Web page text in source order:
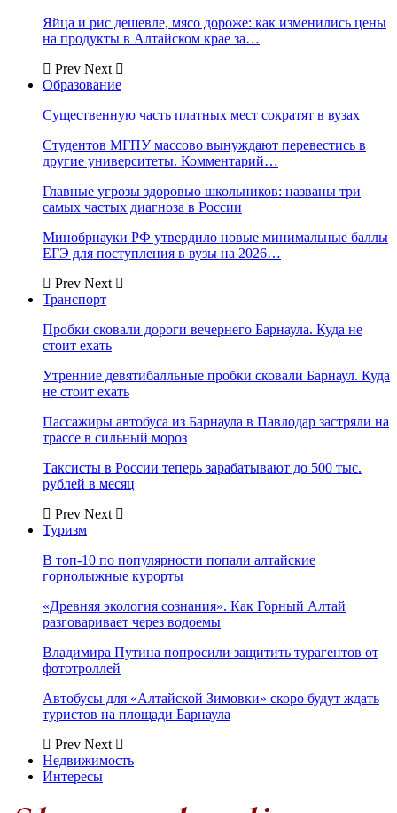
Яйца и рис дешевле, мясо дороже: как изменились цены
на продукты в Алтайском крае за…
Prev Next
Образование
Существенную часть платных мест сократят в вузах
Студентов МГПУ массово вынуждают перевестись в
другие университеты. Комментарий…
Главные угрозы здоровью школьников: названы три
самых частых диагноза в России
Минобрнауки РФ утвердило новые минимальные баллы
ЕГЭ для поступления в вузы на 2026…
Prev Next
Транспорт
Пробки сковали дороги вечернего Барнаула. Куда не
стоит ехать
Утренние девятибалльные пробки сковали Барнаул. Куда
не стоит ехать
Пассажиры автобуса из Барнаула в Павлодар застряли на
трассе в сильный мороз
Таксисты в России теперь зарабатывают до 500 тыс.
рублей в месяц
Prev Next
Туризм
В топ-10 по популярности попали алтайские
горнолыжные курорты
«Древняя экология сознания». Как Горный Алтай
разговаривает через водоемы
Владимира Путина попросили защитить турагентов от
фототроллей
Автобусы для «Алтайской Зимовки» скоро будут ждать
туристов на площади Барнаула
Prev Next
Недвижимость
Интересы